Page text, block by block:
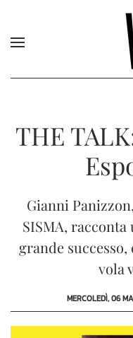
THE
Gianni
SISMA,
grande
vola
MERCOLEDÌ, 06